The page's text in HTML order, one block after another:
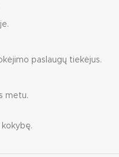
paslaugų tiekėjus.
metu.